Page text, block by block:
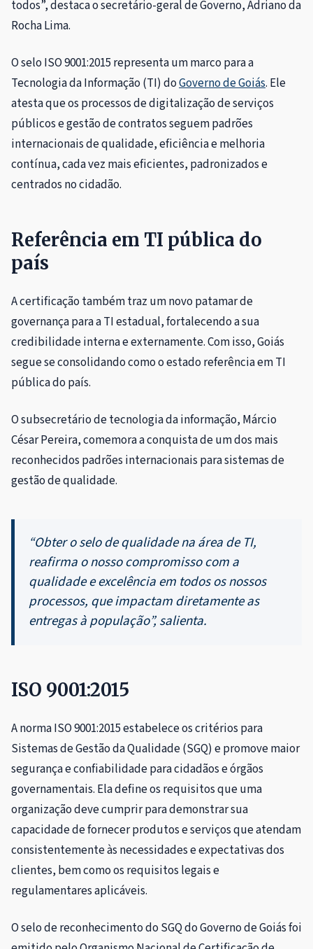
todos”, destaca o secretário-geral de Governo, Adriano da
Rocha Lima.
O selo ISO 9001:2015 representa um marco para a
Tecnologia da Informação (TI) doGoverno de Goiás. Ele
atesta que os processos de digitalização de serviços
públicos e gestão de contratos seguem padrões
internacionais de qualidade, eficiência e melhoria
contínua, cada vez mais eficientes, padronizados e
centrados no cidadão.
Referência em TI pública do
país
A certificação também traz um novo patamar de
governança para a TI estadual, fortalecendo a sua
credibilidade interna e externamente. Com isso, Goiás
segue se consolidando como o estado referência em TI
pública do país.
O subsecretário de tecnologia da informação, Márcio
César Pereira, comemora a conquista de um dos mais
reconhecidos padrões internacionais para sistemas de
gestão de qualidade.
“Obter o selo de qualidade na área de TI,
reafirma o nosso compromisso com a
qualidade e excelência em todos os nossos
processos, que impactam diretamente as
entregas à população”, salienta.
ISO 9001:2015
A norma ISO 9001:2015 estabelece os critérios para
Sistemas de Gestão da Qualidade (SGQ) e promove maior
segurança e confiabilidade para cidadãos e órgãos
governamentais. Ela define os requisitos que uma
organização deve cumprir para demonstrar sua
capacidade de fornecer produtos e serviços que atendam
consistentemente às necessidades e expectativas dos
clientes, bem como os requisitos legais e
regulamentares aplicáveis.
O selo de reconhecimento do SGQ do Governo de Goiás foi